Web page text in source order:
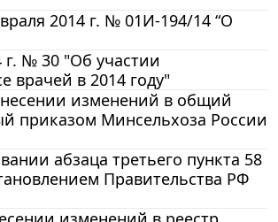
2014 г. № 01И-194/14 “О
г. № 30 "Об участии
врачей в 2014 году"
изменений в общий
приказом Минсельхоза России
абзаца третьего пункта 58
Правительства РФ